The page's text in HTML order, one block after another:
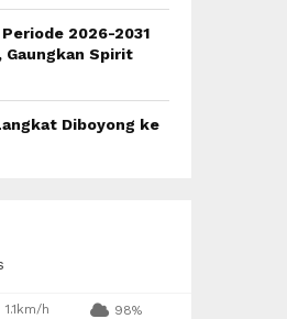
2026-2031
Gaungkan Spirit
Diboyong ke
1.1km/h 98%